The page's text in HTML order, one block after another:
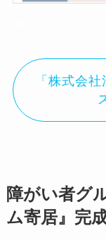
「株式会
障がい者グ
ム寄居』完